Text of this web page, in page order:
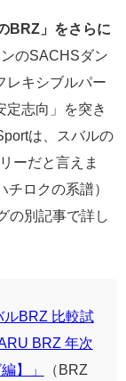
BRZ」をさらに
のSACHSダン
レキシブルパー
定志向」を突き
は、スバルの
ーだと言えま
ロクの系譜）
の別記事で詳し
ルBRZ 比較試
BRZ 年次
】」
（BRZ